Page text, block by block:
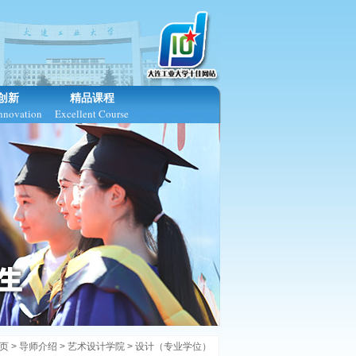
新 精品课程
Excellent Course
> 导师介绍 > 艺术设计学院 > 设计（专业学位）